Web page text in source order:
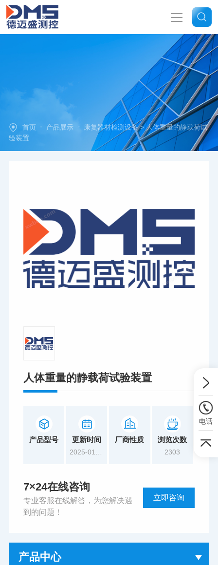
产品中心
新闻中心
首页 - 产品展示 - 康复器材检测设备> 人体重量的静载荷试
验装置
人体重量的静载荷试验装置
产品型号 更新时间 厂商性质 浏览次数
2303
7×24在线咨询
专业客服在线解答，为您解决遇
到的问题！
立即咨询
产品中心
电话